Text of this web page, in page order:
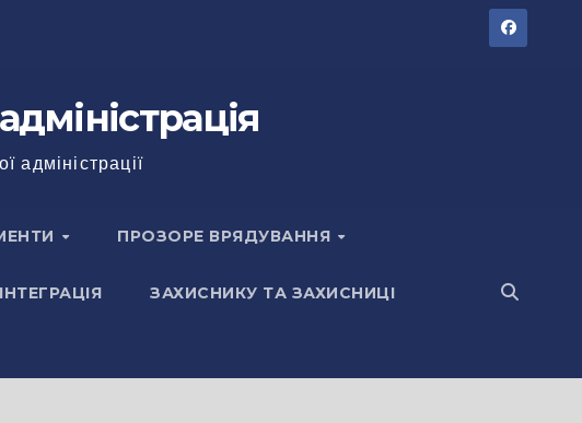
адміністрації
ПРОЗОРЕ ВРЯДУВАННЯ
ЗАХИСНИКУ ТА ЗАХИСНИЦІ